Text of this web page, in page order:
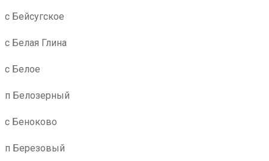
с Бейсугское
с Белая Глина
с Белое
п Белозерный
с Беноково
п Березовый